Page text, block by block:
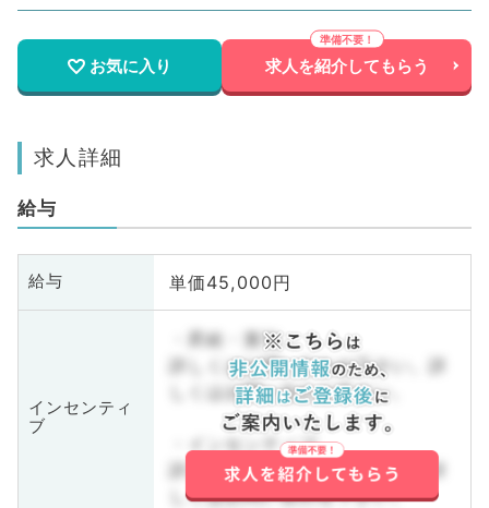
お気に入り 求人を紹介してもらう
求人詳細
給与
給与 単価45,000円
インセンティ
ブ
・昇給・賞与
詳しくはお問い合わせ下さい。詳
しくはお問い合わせ下さい。
・インセンティブ
詳しくはお問い合わせ下さい。詳
しくはお問い合わせ下さい。